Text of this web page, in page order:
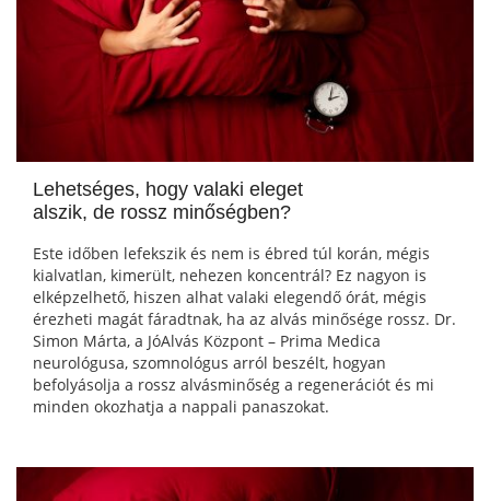
Lehetséges, hogy valaki eleget
alszik, de rossz minőségben?
Este időben lefekszik és nem is ébred túl korán, mégis
kialvatlan, kimerült, nehezen koncentrál? Ez nagyon is
elképzelhető, hiszen alhat valaki elegendő órát, mégis
érezheti magát fáradtnak, ha az alvás minősége rossz. Dr.
Simon Márta, a JóAlvás Központ – Prima Medica
neurológusa, szomnológus arról beszélt, hogyan
befolyásolja a rossz alvásminőség a regenerációt és mi
minden okozhatja a nappali panaszokat.